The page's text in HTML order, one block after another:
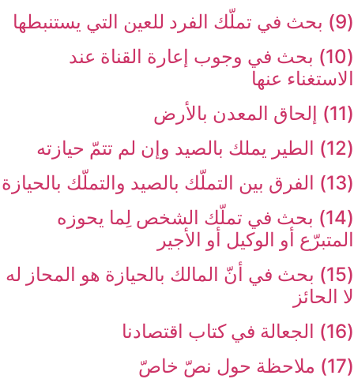
(9) بحث في تملّك الفرد للعين التي يستنبطها
(10) بحث في وجوب إعارة القناة عند
الاستغناء عنها
(11) إلحاق المعدن بالأرض‏
(12) الطير يملك بالصيد وإن لم تتمّ حيازته‏
(13) الفرق بين التملّك بالصيد والتملّك بالحيازة
(14) بحث في تملّك الشخص لِما يحوزه
المتبرّع أو الوكيل أو الأجير
(15) بحث في أنّ المالك بالحيازة هو المحاز له
لا الحائز
(16) الجعالة في كتاب اقتصادنا
(17) ملاحظة حول نصّ خاصّ‏